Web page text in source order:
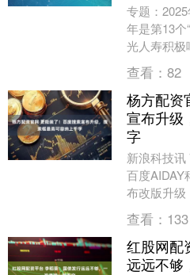
专题：
年是第13个
光人寿积极
召，围绕“
好”的....
查看： 82
杨方配资
宣布升级
字
新浪科技
百度AIDAY
布改版升级
不再是只
够轻松....
查看： 133
红股网配
远远不够